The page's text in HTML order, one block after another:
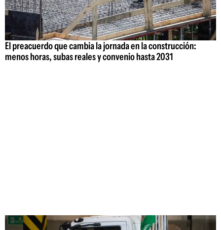
El preacuerdo que cambia la jornada en la construcción:
menos horas, subas reales y convenio hasta 2031